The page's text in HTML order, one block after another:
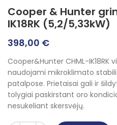
Cooper & Hunter
IK18RK (5,2/5,33kW)
398,00 €
Cooper&Hunter CHML-IK18RK
naudojami mikroklimato
patalpose. Prietaisai gali ir
tolygiai paskirstant oro
nesukeliant skersvėjų.